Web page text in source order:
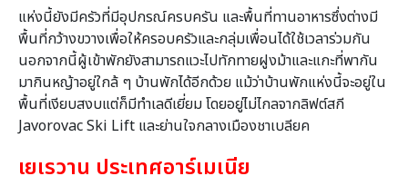
แห่งนี้ยังมีครัวที่มีอุปกรณ์ครบครัน และพื้นที่ทานอาหารซึ่งต่างมี
พื้นที่กว้างขวางเพื่อให้ครอบครัวและกลุ่มเพื่อนได้ใช้เวลาร่วมกัน
นอกจากนี้ผู้เข้าพักยังสามารถแวะไปทักทายฝูงม้าและแกะที่พากัน
มากินหญ้าอยู่ใกล้ ๆ บ้านพักได้อีกด้วย แม้ว่าบ้านพักแห่งนี้จะอยู่ใน
พื้นที่เงียบสงบแต่ก็มีทำเลดีเยี่ยม โดยอยู่ไม่ไกลจากลิฟต์สกี
Javorovac Ski Lift และย่านใจกลางเมืองชาเบลียค
เยเรวาน ประเทศอาร์เมเนีย